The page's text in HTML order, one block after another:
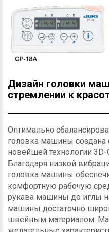
Дизайн головки
стремлении к
Оптимально
головка машины создана
новейшей технологии 3D-
Благодаря низкой
головка машины
комфортную рабочую
рукава машины до иглы
машины достаточно
швейным материалом.